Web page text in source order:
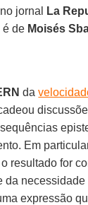
jornal
La
é de Moisés
da
Em
resultado for
da
expressão